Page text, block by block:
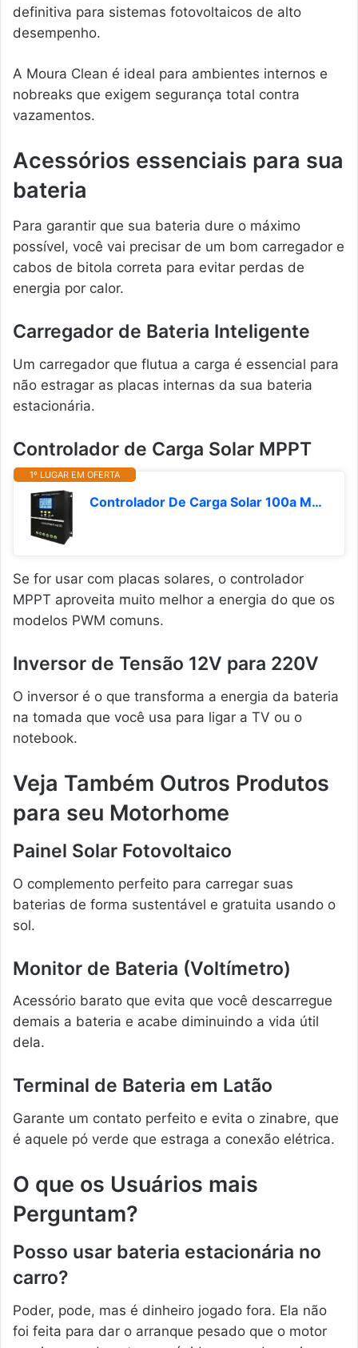
definitiva para sistemas fotovoltaicos de alto
desempenho.
A Moura Clean é ideal para ambientes internos e
nobreaks que exigem segurança total contra
vazamentos.
Acessórios essenciais para sua
bateria
Para garantir que sua bateria dure o máximo
possível, você vai precisar de um bom carregador e
cabos de bitola correta para evitar perdas de
energia por calor.
Carregador de Bateria Inteligente
Um carregador que flutua a carga é essencial para
não estragar as placas internas da sua bateria
estacionária.
Controlador de Carga Solar MPPT
1º LUGAR EM OFERTA
Controlador De Carga Solar 100a Mppt Regulador Tecido Painel
Se for usar com placas solares, o controlador
MPPT aproveita muito melhor a energia do que os
modelos PWM comuns.
Inversor de Tensão 12V para 220V
O inversor é o que transforma a energia da bateria
na tomada que você usa para ligar a TV ou o
notebook.
Veja Também Outros Produtos
para seu Motorhome
Painel Solar Fotovoltaico
O complemento perfeito para carregar suas
baterias de forma sustentável e gratuita usando o
sol.
Monitor de Bateria (Voltímetro)
Acessório barato que evita que você descarregue
demais a bateria e acabe diminuindo a vida útil
dela.
Terminal de Bateria em Latão
Garante um contato perfeito e evita o zinabre, que
é aquele pó verde que estraga a conexão elétrica.
O que os Usuários mais
Perguntam?
Posso usar bateria estacionária no
carro?
Poder, pode, mas é dinheiro jogado fora. Ela não
foi feita para dar o arranque pesado que o motor